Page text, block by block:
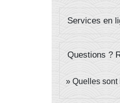
Services en
Questions ?
Quelles sont